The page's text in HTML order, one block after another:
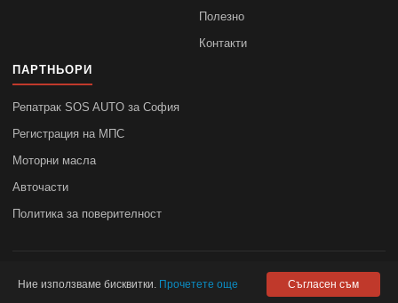
Полезно
Контакти
ПАРТНЬОРИ
Репатрак SOS AUTO за София
Регистрация на МПС
Моторни масла
Авточасти
Политика за поверителност
autodata.bg не носи отговорност за точността на данните.
Ние използваме бисквитки. Прочетете още Съгласен съм